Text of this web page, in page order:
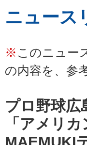
ニュース
※ このニュー
の内容を、参
プロ野球広
「アメリ